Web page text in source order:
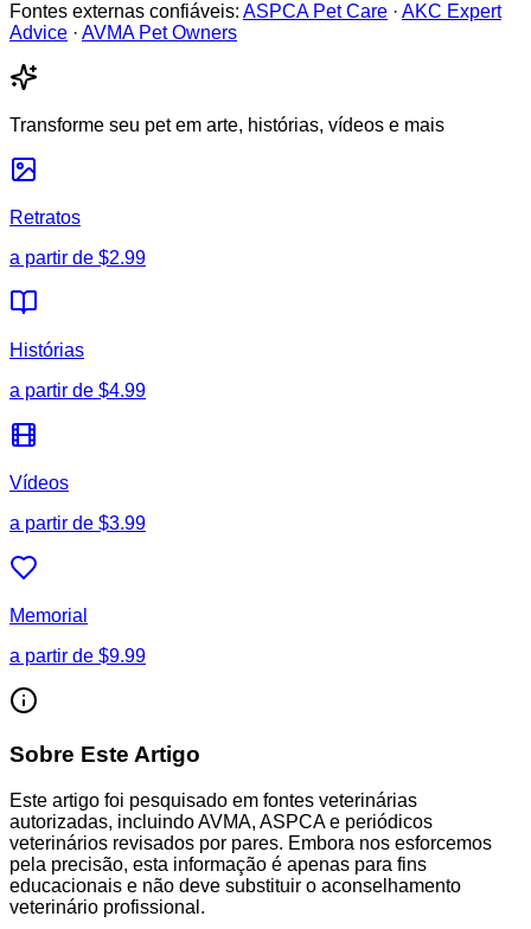
Fontes externas confiáveis: ASPCA Pet Care · AKC Expert
Advice · AVMA Pet Owners
Transforme seu pet em arte, histórias, vídeos e mais
Retratos
a partir de $2.99
Histórias
a partir de $4.99
Vídeos
a partir de $3.99
Memorial
a partir de $9.99
Sobre Este Artigo
Este artigo foi pesquisado em fontes veterinárias
autorizadas, incluindo AVMA, ASPCA e periódicos
veterinários revisados por pares. Embora nos esforcemos
pela precisão, esta informação é apenas para fins
educacionais e não deve substituir o aconselhamento
veterinário profissional.